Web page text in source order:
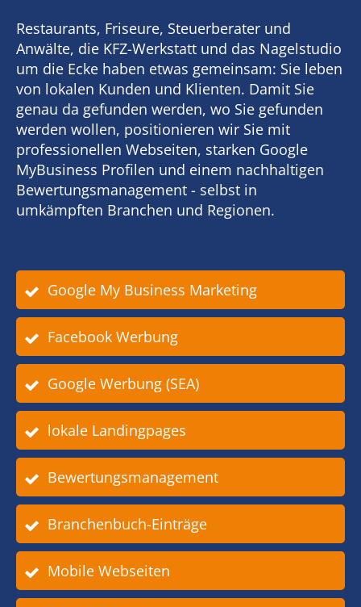
Restaurants, Friseure, Steuerberater und
Anwälte, die KFZ-Werkstatt und das Nagelstudio
um die Ecke haben etwas gemeinsam: Sie leben
von lokalen Kunden und Klienten. Damit Sie
genau da gefunden werden, wo Sie gefunden
werden wollen, positionieren wir Sie mit
professionellen Webseiten, starken Google
MyBusiness Profilen und einem nachhaltigen
Bewertungsmanagement - selbst in
umkämpften Branchen und Regionen.
Google My Business Marketing
Facebook Werbung
Google Werbung (SEA)
lokale Landingpages
Bewertungsmanagement
Branchenbuch-Einträge
Mobile Webseiten